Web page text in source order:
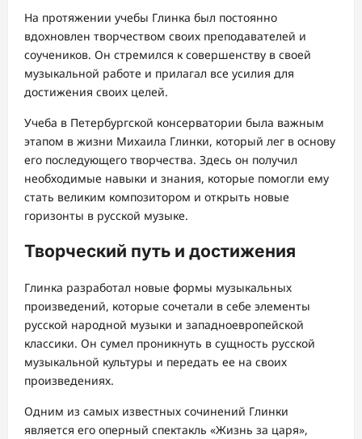
На протяжении учебы Глинка был постоянно
вдохновлен творчеством своих преподавателей и
соучеников. Он стремился к совершенству в своей
музыкальной работе и прилагал все усилия для
достижения своих целей.
Учеба в Петербургской консерватории была важным
этапом в жизни Михаила Глинки, который лег в основу
его последующего творчества. Здесь он получил
необходимые навыки и знания, которые помогли ему
стать великим композитором и открыть новые
горизонты в русской музыке.
Творческий путь и достижения
Глинка разработал новые формы музыкальных
произведений, которые сочетали в себе элементы
русской народной музыки и западноевропейской
классики. Он сумел проникнуть в сущность русской
музыкальной культуры и передать ее на своих
произведениях.
Одним из самых известных сочинений Глинки
является его оперный спектакль «Жизнь за царя»,